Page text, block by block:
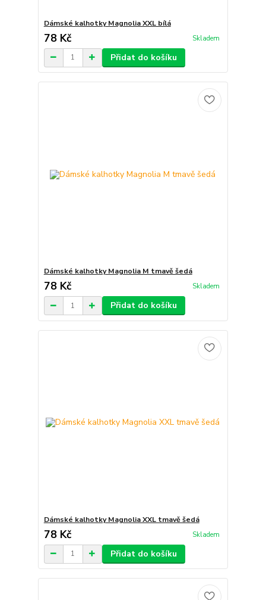
Dámské kalhotky Magnolia XXL bílá
78 Kč Skladem
Přidat do košíku
Dámské kalhotky Magnolia M tmavě šedá
78 Kč Skladem
Přidat do košíku
Dámské kalhotky Magnolia XXL tmavě šedá
78 Kč Skladem
Přidat do košíku